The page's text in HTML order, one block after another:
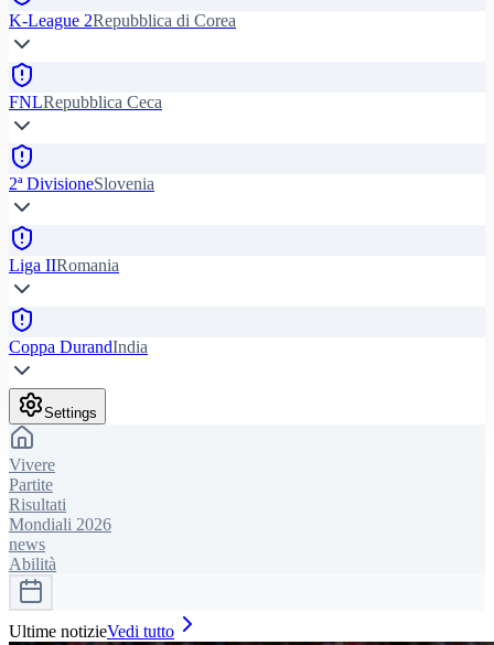
K-League 2Repubblica di Corea
FNLRepubblica Ceca
2ª DivisioneSlovenia
Liga IIRomania
Coppa DurandIndia
Settings
Vivere
Partite
Risultati
Mondiali 2026
news
Abilità
Ultime notizieVedi tutto